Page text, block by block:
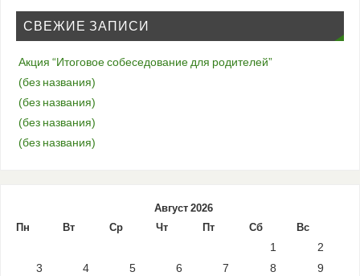
СВЕЖИЕ ЗАПИСИ
Акция “Итоговое собеседование для родителей”
(без названия)
(без названия)
(без названия)
(без названия)
Август 2026
Пн
Вт Ср Чт Пт Сб Вс
1
2
3
4 5 6 7 8
9